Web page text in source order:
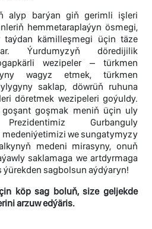
alyp barýan giň gerimli işleri
hemmetaraplaýyn ösmegi,
kämilleşmegi üçin täze
Ýurdumyzyň döredijilik
wezipeler – türkmen
wagyz etmek, türkmen
saklap, döwrüň ruhuna
döretmek wezipeleri goýuldy.
goşmak meniň üçin uly
Gurbanguly
we sungatymyzy
medeni mirasyny, onuň
saklamaga we artdyrmaga
sagbolsun aýdýaryn!
köp sag boluň, size geljekde
arzuw edýäris.